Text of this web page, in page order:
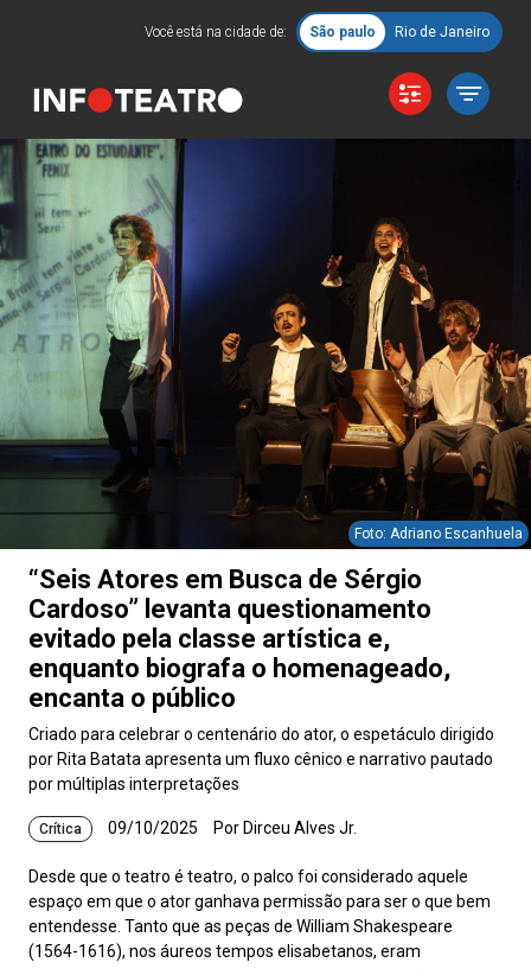
Você está na cidade de: São paulo Rio de Janeiro
Foto: Adriano Escanhuela
“Seis Atores em Busca de Sérgio
Cardoso” levanta questionamento
evitado pela classe artística e,
enquanto biografa o homenageado,
encanta o público
Criado para celebrar o centenário do ator, o espetáculo dirigido
por Rita Batata apresenta um fluxo cênico e narrativo pautado
por múltiplas interpretações
Crítica 09/10/2025 Por Dirceu Alves Jr.
Desde que o teatro é teatro, o palco foi considerado aquele
espaço em que o ator ganhava permissão para ser o que bem
entendesse. Tanto que as peças de William Shakespeare
(1564-1616), nos áureos tempos elisabetanos, eram